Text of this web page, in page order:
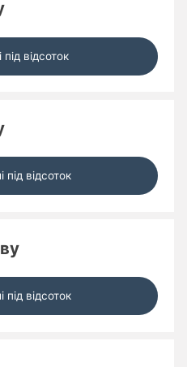
відсоток
під відсоток
під відсоток